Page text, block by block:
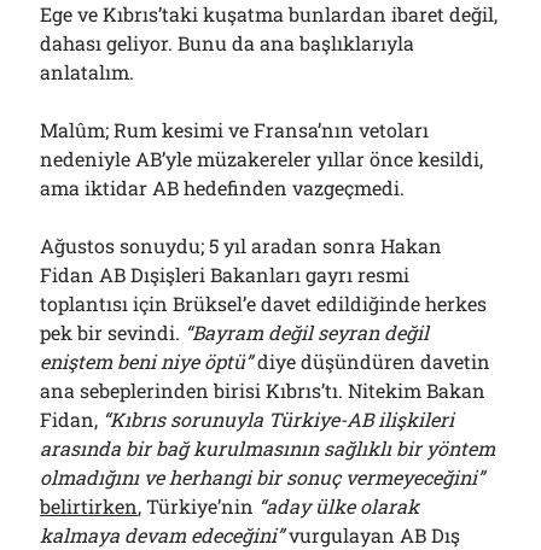
Ege ve Kıbrıs’taki kuşatma bunlardan ibaret değil,
dahası geliyor. Bunu da ana başlıklarıyla
anlatalım.
Malûm; Rum kesimi ve Fransa’nın vetoları
nedeniyle AB’yle müzakereler yıllar önce kesildi,
ama iktidar AB hedefinden vazgeçmedi.
Ağustos sonuydu; 5 yıl aradan sonra Hakan
Fidan AB Dışişleri Bakanları gayrı resmi
toplantısı için Brüksel’e davet edildiğinde herkes
pek bir sevindi. “Bayram değil seyran değil
eniştem beni niye öptü”diye düşündüren davetin
ana sebeplerinden birisi Kıbrıs’tı. Nitekim Bakan
Fidan, “Kıbrıs sorunuyla Türkiye-AB ilişkileri
arasında bir bağ kurulmasının sağlıklı bir yöntem
olmadığını ve herhangi bir sonuç vermeyeceğini”
belirtirken, Türkiye’nin “aday ülke olarak
kalmaya devam edeceğini”vurgulayan AB Dış